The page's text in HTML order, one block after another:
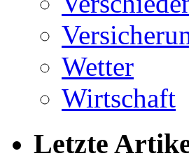
Wetter
Wirtschaft
Letzte